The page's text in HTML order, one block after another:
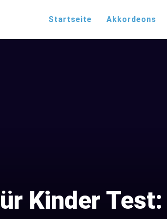
Startseite Akkordeons
Kinder